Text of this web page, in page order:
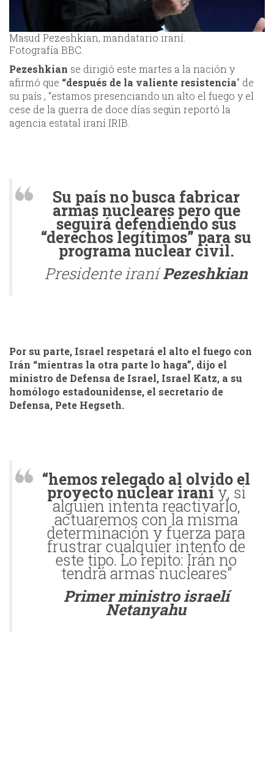
Masud Pezeshkian, mandatario iraní.
Fotografía BBC.
Pezeshkian se dirigió este martes a la nación y
afirmó que “después de la valiente resistencia” de
su país , “estamos presenciando un alto el fuego y el
cese de la guerra de doce días según reportó la
agencia estatal iraní IRIB.
Su país no busca fabricar
armas nucleares pero que
seguirá defendiendo sus
“derechos legítimos” para su
programa nuclear civil.
Presidente iraníPezeshkian
Por su parte, Israel respetará el alto el fuego con
Irán “mientras la otra parte lo haga”, dijo el
ministro de Defensa de Israel, Israel Katz, a su
homólogo estadounidense, el secretario de
Defensa, Pete Hegseth.
“hemos relegado al olvido el
proyecto nuclear iraní y, si
alguien intenta reactivarlo,
actuaremos con la misma
determinación y fuerza para
frustrar cualquier intento de
este tipo. Lo repito: Irán no
tendrá armas nucleares”
Primer ministro israelí
Netanyahu